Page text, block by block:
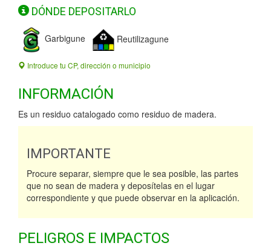
DÓNDE DEPOSITARLO
Garbigune Reutilizagune
Introduce tu CP, dirección o municipio
INFORMACIÓN
Es un residuo catalogado como residuo de madera.
IMPORTANTE
Procure separar, siempre que le sea posible, las partes
que no sean de madera y deposítelas en el lugar
correspondiente y que puede observar en la aplicación.
PELIGROS E IMPACTOS